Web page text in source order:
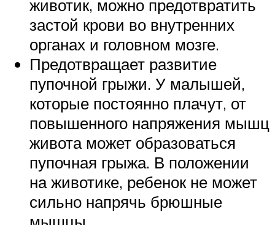
животик, можно предотвратить
застой крови во внутренних
органах и головном мозге.
Предотвращает развитие
пупочной грыжи. У малышей,
которые постоянно плачут, от
повышенного напряжения мышц
живота может образоваться
пупочная грыжа. В положении
на животике, ребенок не может
сильно напрячь брюшные